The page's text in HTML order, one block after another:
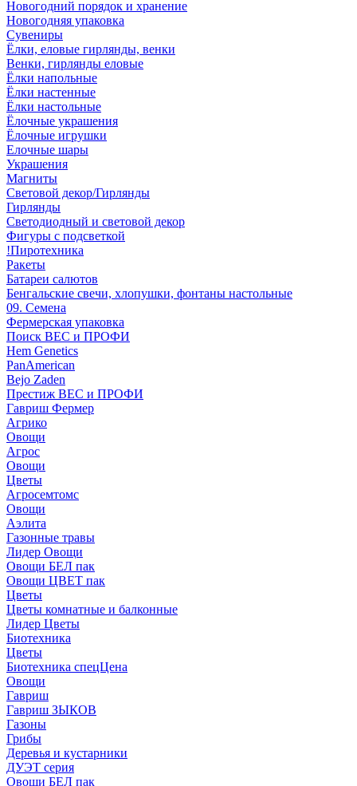
Новогодний порядок и хранение
Новогодняя упаковка
Сувениры
Ёлки, еловые гирлянды, венки
Венки, гирлянды еловые
Ёлки напольные
Ёлки настенные
Ёлки настольные
Ёлочные украшения
Ёлочные игрушки
Елочные шары
Украшения
Магниты
Световой декор/Гирлянды
Гирлянды
Светодиодный и световой декор
Фигуры с подсветкой
!Пиротехника
Ракеты
Батареи салютов
Бенгальские свечи, хлопушки, фонтаны настольные
09. Семена
Фермерская упаковка
Поиск ВЕС и ПРОФИ
Hem Genetics
PanAmerican
Bejo Zaden
Престиж ВЕС и ПРОФИ
Гавриш Фермер
Агрико
Овощи
Агрос
Овощи
Цветы
Агросемтомс
Овощи
Аэлита
Газонные травы
Лидер Овощи
Овощи БЕЛ пак
Овощи ЦВЕТ пак
Цветы
Цветы комнатные и балконные
Лидер Цветы
Биотехника
Цветы
Биотехника спецЦена
Овощи
Гавриш
Гавриш ЗЫКОВ
Газоны
Грибы
Деревья и кустарники
ДУЭТ серия
Овощи БЕЛ пак